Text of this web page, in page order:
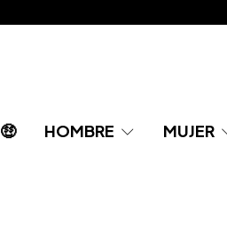
HOMBRE MUJER